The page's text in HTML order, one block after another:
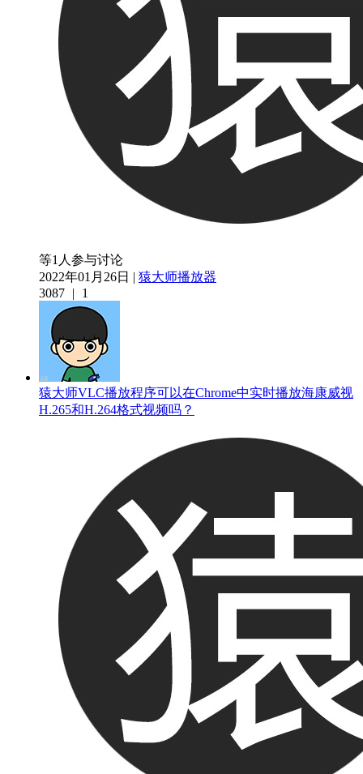
等1人参与讨论
2022年01月26日 | 猿大师播放器
3087 | 1
猿大师VLC播放程序可以在Chrome中实时播放海康威视
H.265和H.264格式视频吗？